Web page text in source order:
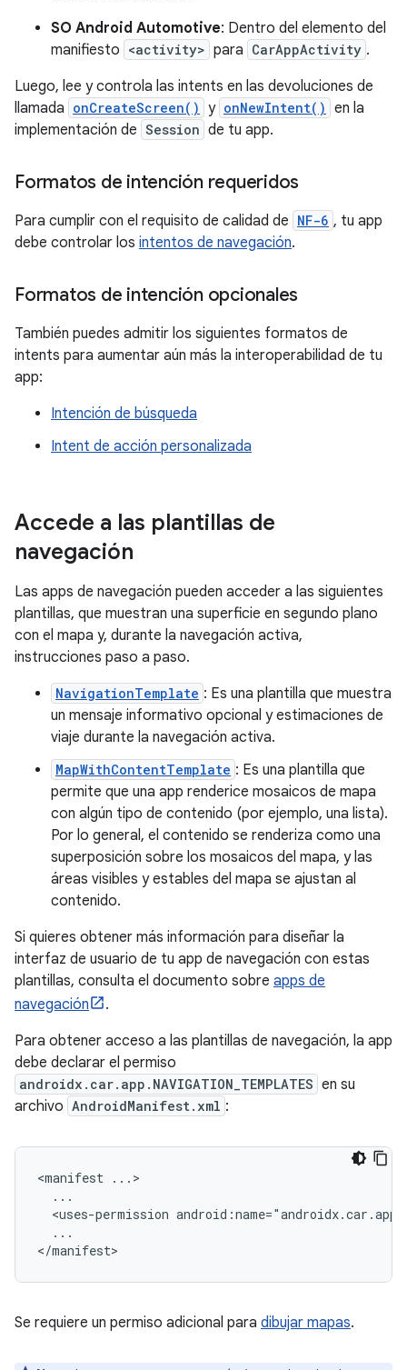
SO Android Automotive: Dentro del elemento del
manifiesto <activity> para CarAppActivity .
Luego, lee y controla las intents en las devoluciones de
llamada onCreateScreen() y onNewIntent() en la
implementación de Session de tu app.
Formatos de intención requeridos
Para cumplir con el requisito de calidad de NF-6 , tu app
debe controlar los intentos de navegación.
Formatos de intención opcionales
También puedes admitir los siguientes formatos de
intents para aumentar aún más la interoperabilidad de tu
app:
Intención de búsqueda
Intent de acción personalizada
Accede a las plantillas de
navegación
Las apps de navegación pueden acceder a las siguientes
plantillas, que muestran una superficie en segundo plano
con el mapa y, durante la navegación activa,
instrucciones paso a paso.
NavigationTemplate : Es una plantilla que muestra
un mensaje informativo opcional y estimaciones de
viaje durante la navegación activa.
MapWithContentTemplate : Es una plantilla que
permite que una app renderice mosaicos de mapa
con algún tipo de contenido (por ejemplo, una lista).
Por lo general, el contenido se renderiza como una
superposición sobre los mosaicos del mapa, y las
áreas visibles y estables del mapa se ajustan al
contenido.
Si quieres obtener más información para diseñar la
interfaz de usuario de tu app de navegación con estas
plantillas, consulta el documento sobre apps de
navegación
.
Para obtener acceso a las plantillas de navegación, la app
debe declarar el permiso
androidx.car.app.NAVIGATION_TEMPLATES en su
archivo AndroidManifest.xml :
<manifest
<uses-permission
...
Se requiere un permiso adicional para dibujar mapas.